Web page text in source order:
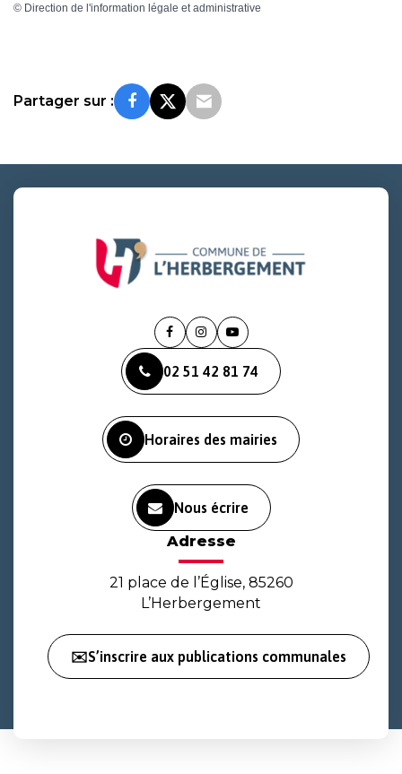
© Direction de l'information légale et administrative
Partager sur :
Lien
le
compte
Lien
le
compte
Lien
la
chaîne
02 51 42 81 74
Horaires des mairies
Nous écrire
Adresse
21 place de l’Église, 85260
L’Herbergement
✉️S’inscrire aux publications communales